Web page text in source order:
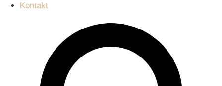
Kontakt